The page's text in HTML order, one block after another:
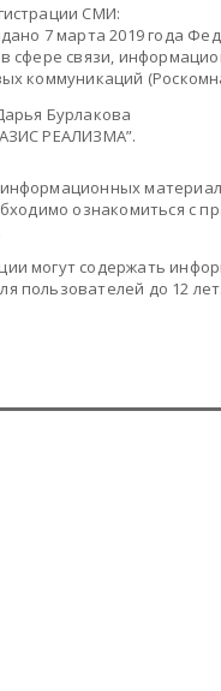
СМИ:
7 марта 2019 года
сфере связи,
коммуникаций
Бурлакова
РЕАЛИЗМА”.
ознакомиться с
могут содержать
пользователей до 12 лет.